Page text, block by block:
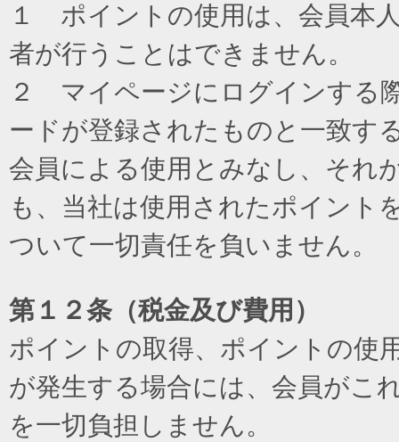
１ ポイントの使用は、会員本
者が行うことはできません。
２ マイページにログインする
ードが登録されたものと一致す
会員による使用とみなし、それ
も、当社は使用されたポイント
ついて一切責任を負いません。
第１２条（税金及び費用）
ポイントの取得、ポイントの使
が発生する場合には、会員がこ
を一切負担しません。